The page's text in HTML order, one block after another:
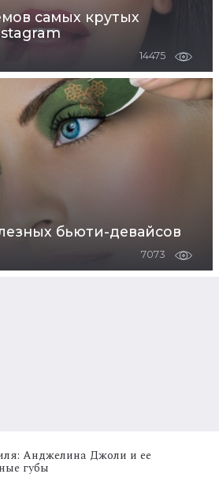
самых крутых
14475
бьюти-девайсов
7073
Анджелина Джоли и ее
губы